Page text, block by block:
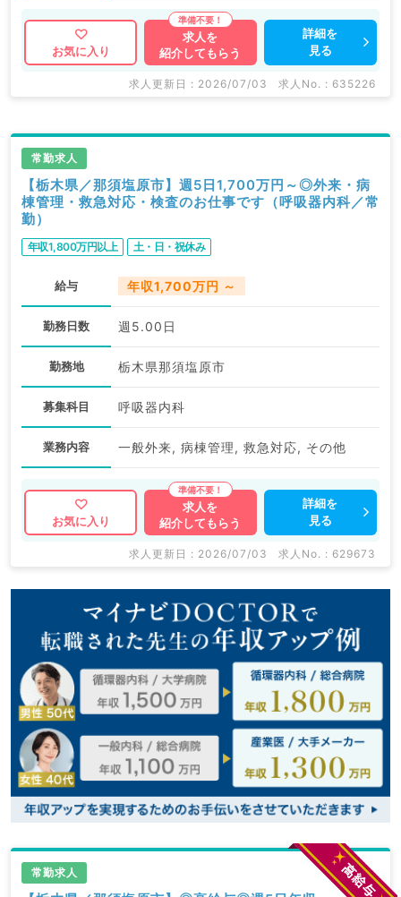
お気に入り
求人を
紹介してもらう
詳細を
見る
求人更新日 : 2026/07/03 求人No. : 635226
常勤求人
【栃木県／那須塩原市】週5日1,700万円～◎外来・病
棟管理・救急対応・検査のお仕事です（呼吸器内科／常
勤）
年収1,800万円以上 土・日・祝休み
給与 年収1,700万円 ～
勤務日数 週5.00日
勤務地 栃木県那須塩原市
募集科目 呼吸器内科
業務内容 一般外来, 病棟管理, 救急対応, その他
お気に入り
求人を
紹介してもらう
詳細を
見る
求人更新日 : 2026/07/03 求人No. : 629673
常勤求人